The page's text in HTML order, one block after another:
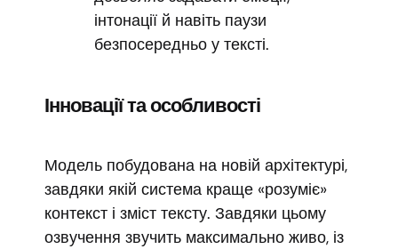
інтонації й навіть паузи
безпосередньо у тексті.
Інновації та особливості
Модель побудована на новій архітектурі,
завдяки якій система краще «розуміє»
контекст і зміст тексту. Завдяки цьому
озвучення звучить максимально живо, із